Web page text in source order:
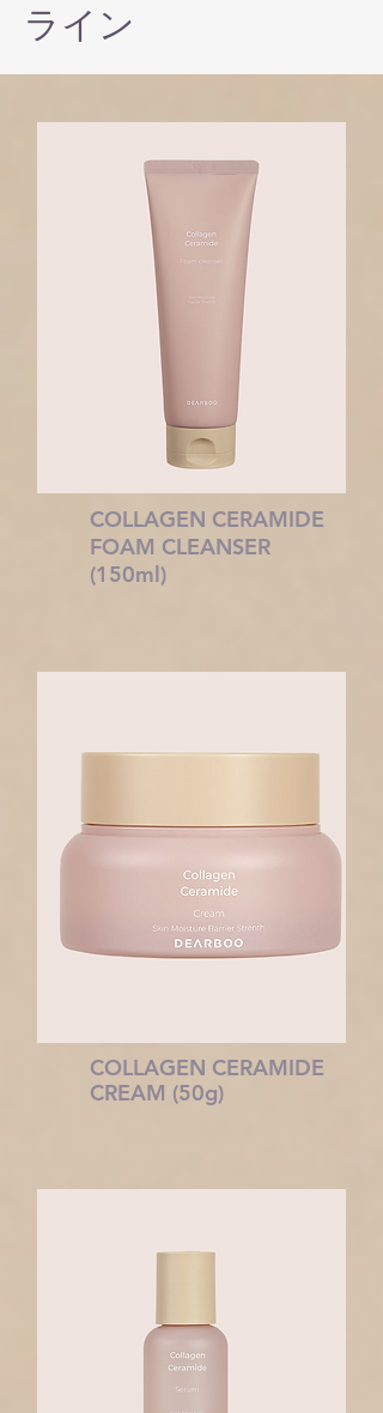
ライン
COLLAGEN CERAMIDE
FOAM CLEANSER
(150ml)
COLLAGEN CERAMIDE
CREAM (50g)